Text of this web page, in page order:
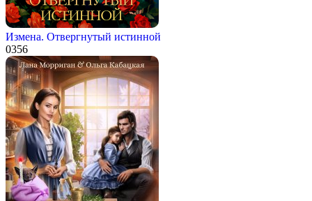
Измена. Отвергнутый истинной
0356